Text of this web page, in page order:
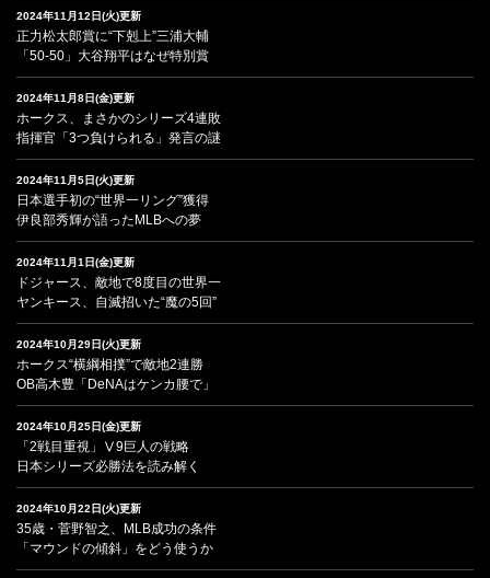
2024年11月12日(火)更新
正力松太郎賞に“下剋上”三浦大輔
「50-50」大谷翔平はなぜ特別賞
2024年11月8日(金)更新
ホークス、まさかのシリーズ4連敗
指揮官「3つ負けられる」発言の謎
2024年11月5日(火)更新
日本選手初の“世界一リング”獲得
伊良部秀輝が語ったMLBへの夢
2024年11月1日(金)更新
ドジャース、敵地で8度目の世界一
ヤンキース、自滅招いた“魔の5回”
2024年10月29日(火)更新
ホークス“横綱相撲”で敵地2連勝
OB高木豊「DeNAはケンカ腰で」
2024年10月25日(金)更新
「2戦目重視」Ⅴ9巨人の戦略
日本シリーズ必勝法を読み解く
2024年10月22日(火)更新
35歳・菅野智之、MLB成功の条件
「マウンドの傾斜」をどう使うか